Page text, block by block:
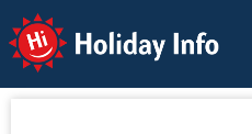
Holiday Info